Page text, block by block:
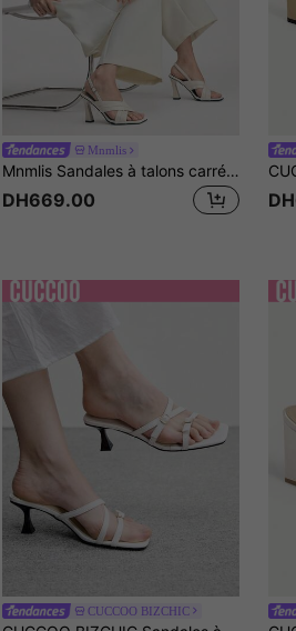
Mnmlis
Mnmlis Sandales à talons carrés épais avec brides croisées beiges, minimalistes et de luxe avec un sentiment haut de gamme pour le travail
DH669.00
CUCCOO BIZCHIC